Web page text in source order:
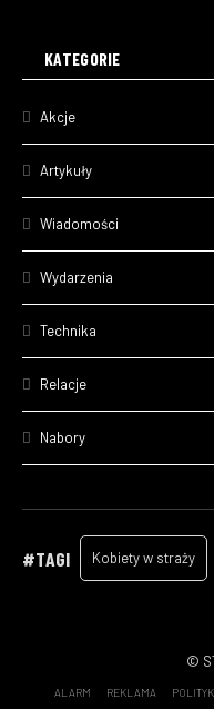
KATEGORIE
Akcje
Artykuły
Wiadomości
Wydarzenia
Technika
Relacje
Nabory
#TAGI Kobiety w straży
©
ALARM REKLAMA